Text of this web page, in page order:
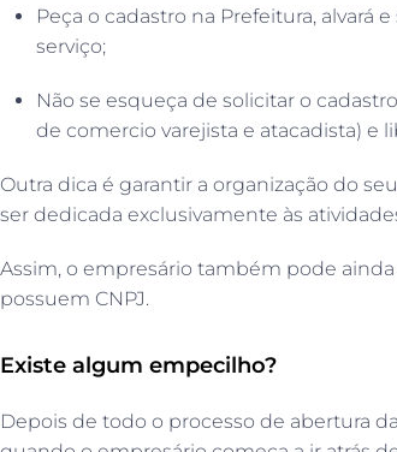
Peça o cadastro na Prefeitura, alvará
serviço;
Não se esqueça de solicitar o
de comercio varejista e atacadista) e
Outra dica é garantir a organização do
ser dedicada exclusivamente às
Assim, o empresário também pode
possuem CNPJ.
Existe algum empecilho?
Depois de todo o processo de abertura